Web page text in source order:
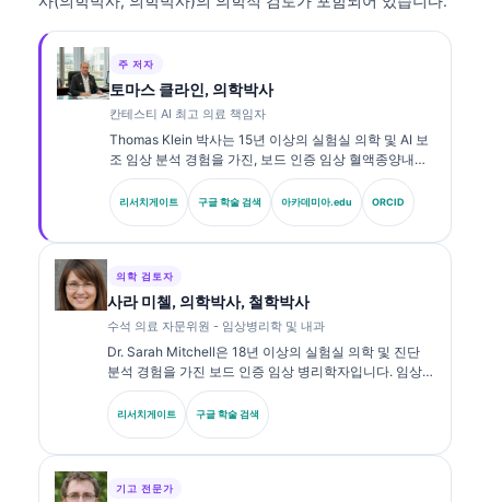
주 저자
토마스 클라인, 의학박사
칸테스티 AI 최고 의료 책임자
Thomas Klein 박사는 15년 이상의 실험실 의학 및 AI 보
조 임상 분석 경험을 가진, 보드 인증 임상 혈액종양내과
전문의이자 내과 전문의입니다. Kantesti AI의 최고 의료
책임자(CMO)로서 그는 독자적 신경망의 의학적 정확성
에 대한 임상적 감독을 제공합니다. Klein 박사는 생체표
리서치게이트 구글 학술 검색 아카데미아.edu ORCID
의학 검토자
사라 미첼, 의학박사, 철학박사
수석 의료 자문위원 - 임상병리학 및 내과
Dr. Sarah Mitchell은 18년 이상의 실험실 의학 및 진단
분석 경험을 가진 보드 인증 임상 병리학자입니다. 임상
화학 분야의 전문 자격을 보유하고 있으며, 임상 실무에서
바이오마커 패널과 실험실 분석에 대해 광범위하게 출판
해 왔습니다.
리서치게이트 구글 학술 검색
기고 전문가